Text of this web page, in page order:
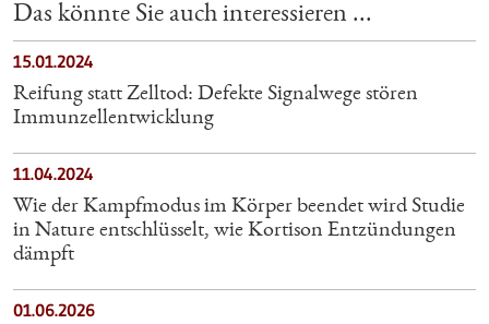
Das könnte Sie auch interessieren ...
15.01.2024
Reifung statt Zelltod: Defekte Signalwege stören
Immunzellentwicklung
11.04.2024
Wie der Kampfmodus im Körper beendet wird Studie
in Nature entschlüsselt, wie Kortison Entzündungen
dämpft
01.06.2026